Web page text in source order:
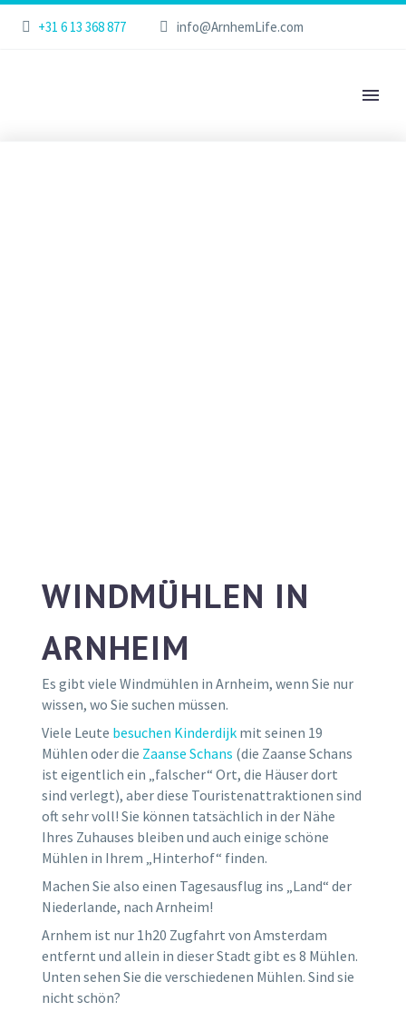
+31 6 13 368 877 info@ArnhemLife.com
WINDMÜHLEN IN
ARNHEIM
Es gibt viele Windmühlen in Arnheim, wenn Sie nur
wissen, wo Sie suchen müssen.
Viele Leute besuchen Kinderdijk mit seinen 19
Mühlen oder die Zaanse Schans (die Zaanse Schans
ist eigentlich ein „falscher“ Ort, die Häuser dort
sind verlegt), aber diese Touristenattraktionen sind
oft sehr voll! Sie können tatsächlich in der Nähe
Ihres Zuhauses bleiben und auch einige schöne
Mühlen in Ihrem „Hinterhof“ finden.
Machen Sie also einen Tagesausflug ins „Land“ der
Niederlande, nach Arnheim!
Arnhem ist nur 1h20 Zugfahrt von Amsterdam
entfernt und allein in dieser Stadt gibt es 8 Mühlen.
Unten sehen Sie die verschiedenen Mühlen. Sind sie
nicht schön?